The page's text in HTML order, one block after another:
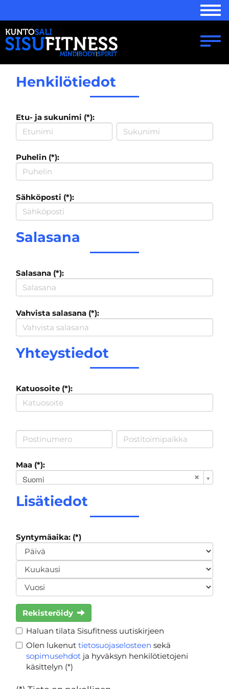
Henkilötiedot
Etu- ja sukunimi (*):
Puhelin (*):
Sähköposti (*):
Salasana
Salasana (*):
Vahvista salasana (*):
Yhteystiedot
Katuosoite (*):
Maa (*):
Suomi
Lisätiedot
Syntymäaika: (*)
Rekisteröidy
Haluan tilata Sisufitness uutiskirjeen
Olen lukenut tietosuojaselosteen sekä
sopimusehdot ja hyväksyn henkilötietojeni
käsittelyn (*)